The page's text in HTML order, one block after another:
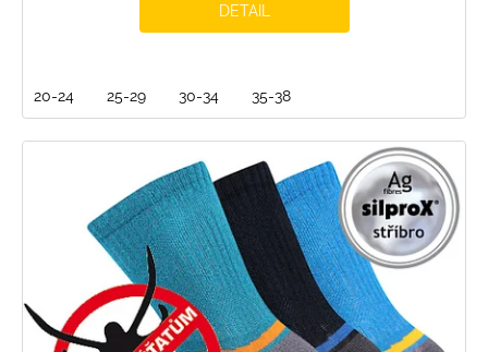
DETAIL
20-24 25-29 30-34 35-38